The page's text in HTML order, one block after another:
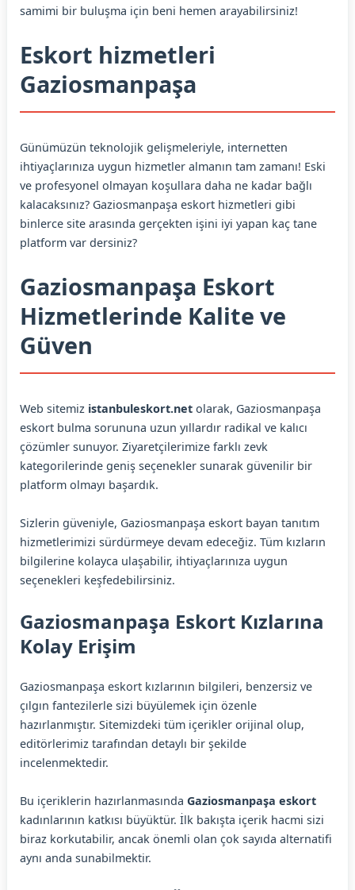
samimi bir buluşma için beni hemen arayabilirsiniz!
Eskort hizmetleri
Gaziosmanpaşa
Günümüzün teknolojik gelişmeleriyle, internetten
ihtiyaçlarınıza uygun hizmetler almanın tam zamanı! Eski
ve profesyonel olmayan koşullara daha ne kadar bağlı
kalacaksınız? Gaziosmanpaşa eskort hizmetleri gibi
binlerce site arasında gerçekten işini iyi yapan kaç tane
platform var dersiniz?
Gaziosmanpaşa Eskort
Hizmetlerinde Kalite ve
Güven
Web sitemiz istanbuleskort.net olarak, Gaziosmanpaşa
eskort bulma sorununa uzun yıllardır radikal ve kalıcı
çözümler sunuyor. Ziyaretçilerimize farklı zevk
kategorilerinde geniş seçenekler sunarak güvenilir bir
platform olmayı başardık.
Sizlerin güveniyle, Gaziosmanpaşa eskort bayan tanıtım
hizmetlerimizi sürdürmeye devam edeceğiz. Tüm kızların
bilgilerine kolayca ulaşabilir, ihtiyaçlarınıza uygun
seçenekleri keşfedebilirsiniz.
Gaziosmanpaşa Eskort Kızlarına
Kolay Erişim
Gaziosmanpaşa eskort kızlarının bilgileri, benzersiz ve
çılgın fantezilerle sizi büyülemek için özenle
hazırlanmıştır. Sitemizdeki tüm içerikler orijinal olup,
editörlerimiz tarafından detaylı bir şekilde
incelenmektedir.
Bu içeriklerin hazırlanmasında Gaziosmanpaşa eskort
kadınlarının katkısı büyüktür. İlk bakışta içerik hacmi sizi
biraz korkutabilir, ancak önemli olan çok sayıda alternatifi
aynı anda sunabilmektir.